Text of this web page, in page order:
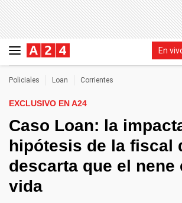
En
Policiales Loan Corrientes
EXCLUSIVO EN A24
Caso Loan: la
hipótesis de la fiscal
descarta que el nene
vida